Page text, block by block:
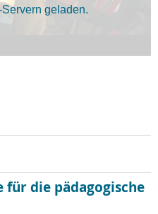
geladen.
die pädagogische